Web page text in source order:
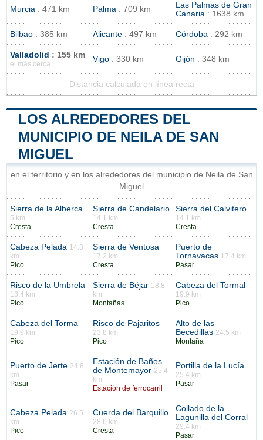
Murcia : 471 km Palma : 709 km
Las Palmas de Gran
Canaria : 1638 km
Bilbao : 385 km Alicante : 497 km Córdoba : 292 km
Valladolid : 155 km
el más cerca
Vigo : 330 km Gijón : 348 km
Distancia calculada en línea recta
LOS ALREDEDORES DEL
MUNICIPIO DE NEILA DE SAN
MIGUEL
en el territorio y en los alrededores del municipio de Neila de San
Miguel
Sierra de la Alberca
5 km
Cresta
Sierra de Candelario
14.1 km
Cresta
Sierra del Calvitero
14.1 km
Cresta
Cabeza Pelada 14.8
km
Pico
Sierra de Ventosa
17.2 km
Cresta
Puerto de
Tornavacas 17.4 km
Pasar
Risco de la Umbrela
18.4 km
Pico
Sierra de Béjar 18.8
km
Montañas
Cabeza del Tormal
19.9 km
Pico
Cabeza del Torma
19.9 km
Pico
Risco de Pajaritos
23.8 km
Pico
Alto de las
Becedillas 24.5 km
Montaña
Puerto de Jerte 24.8
km
Pasar
Estación de Baños
de Montemayor 25.4
km
Estación de ferrocarril
Portilla de la Lucía
25.4 km
Pasar
Cabeza Pelada 26.5
km
Pico
Cuerda del Barquillo
28.6 km
Cresta
Collado de la
Lagunilla del Corral
29.4 km
Pasar